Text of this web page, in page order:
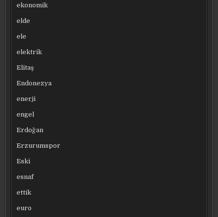
ekonomik
elde
ele
elektrik
Elitaş
Endonezya
enerji
engel
Erdoğan
Erzurumspor
Eski
esnaf
ettik
euro